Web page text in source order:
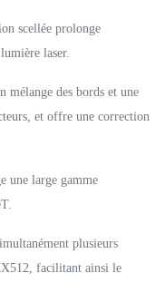
scellée prolonge
laser.
mélange des bords et une
et offre une correction
une large gamme
plusieurs
facilitant ainsi le